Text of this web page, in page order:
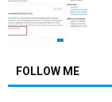
FOLLOW ME